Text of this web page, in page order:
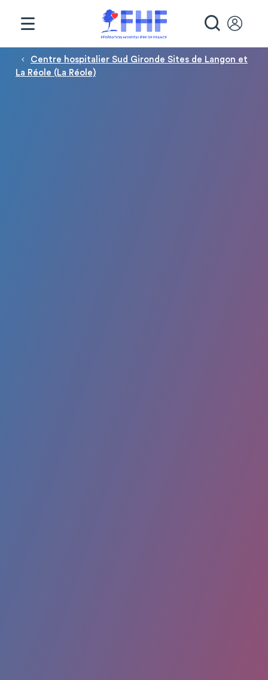
Fil d'Ariane
Centre hospitalier Sud Gironde Sites de Langon et
La Réole (La Réole)
Panneau de gestion des cookies